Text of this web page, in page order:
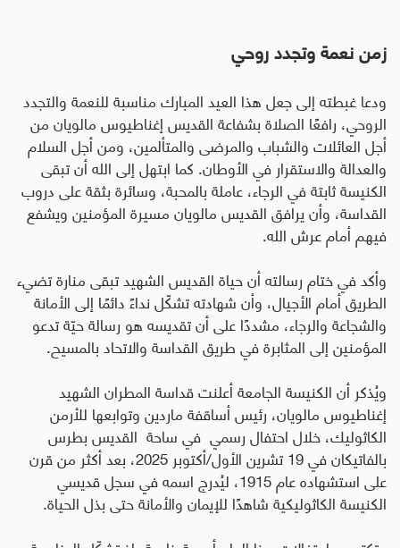
زمن نعمة وتجدد روحي
ودعا غبطته إلى جعل هذا العيد المبارك مناسبة للنعمة والتجدد
الروحي، رافعًا الصلاة بشفاعة القديس إغناطيوس مالويان من
أجل العائلات والشباب والمرضى والمتألمين، ومن أجل السلام
والعدالة والاستقرار في الأوطان. كما ابتهل إلى الله أن تبقى
الكنيسة ثابتة في الرجاء، عاملة بالمحبة، وسائرة بثقة على دروب
القداسة، وأن يرافق القديس مالويان مسيرة المؤمنين ويشفع
فيهم أمام عرش الله.
وأكد في ختام رسالته أن حياة القديس الشهيد تبقى منارة تضيء
الطريق أمام الأجيال، وأن شهادته تشكّل نداءً دائمًا إلى الأمانة
والشجاعة والرجاء، مشددًا على أن تقديسه هو رسالة حيّة تدعو
المؤمنين إلى المثابرة في طريق القداسة والاتحاد بالمسيح.
ويُذكر أن الكنيسة الجامعة أعلنت قداسة المطران الشهيد
إغناطيوس مالويان، رئيس أساقفة ماردين وتوابعها للأرمن
الكاثوليك، خلال احتفال رسمي في ساحة القديس بطرس
بالفاتيكان في 19 تشرين الأول/أكتوبر 2025، بعد أكثر من قرن
على استشهاده عام 1915، ليُدرج اسمه في سجل قديسي
الكنيسة الكاثوليكية شاهدًا للإيمان والأمانة حتى بذل الحياة.